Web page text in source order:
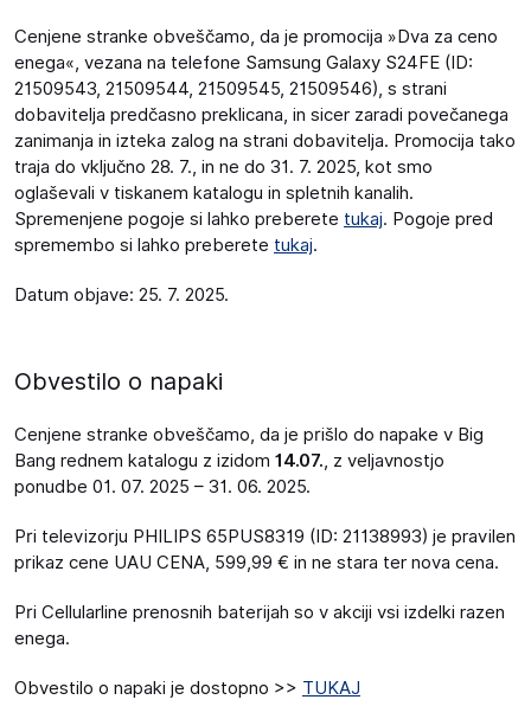
Cenjene stranke obveščamo, da je promocija »Dva za ceno
enega«, vezana na telefone Samsung Galaxy S24FE (ID:
21509543, 21509544, 21509545, 21509546), s strani
dobavitelja predčasno preklicana, in sicer zaradi povečanega
zanimanja in izteka zalog na strani dobavitelja. Promocija tako
traja do vključno 28. 7., in ne do 31. 7. 2025, kot smo
oglaševali v tiskanem katalogu in spletnih kanalih.
Spremenjene pogoje si lahko preberete tukaj. Pogoje pred
spremembo si lahko preberete tukaj.
Datum objave: 25. 7. 2025.
Obvestilo o napaki
Cenjene stranke obveščamo, da je prišlo do napake v Big
Bang rednem katalogu z izidom 14.07., z veljavnostjo
ponudbe 01. 07. 2025 – 31. 06. 2025.
Pri televizorju PHILIPS 65PUS8319 (ID: 21138993) je pravilen
prikaz cene UAU CENA, 599,99 € in ne stara ter nova cena.
Pri Cellularline prenosnih baterijah so v akciji vsi izdelki razen
enega.
Obvestilo o napaki je dostopno >> TUKAJ